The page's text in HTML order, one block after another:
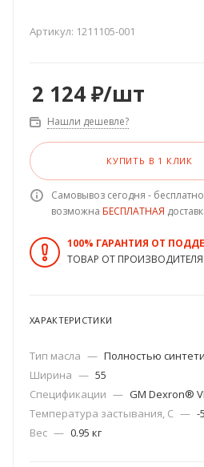
Артикул: 1211105-001
2 124₽/шт
Нашли дешевле?
КУПИТЬ В 1 КЛИК
Самовывоз сегодня - бесплатно
возможна БЕСПЛАТНАЯ
100% ГАРАНТИЯ ОТ
ТОВАР ОТ ПРОИЗВОДИТЕЛЯ
ХАРАКТЕРИСТИКИ
Тип масла — Полностью
Ширина — 55
Спецификации — GM Dexron® VI
Температура застывания, C — -
Вес — 0.95 кг